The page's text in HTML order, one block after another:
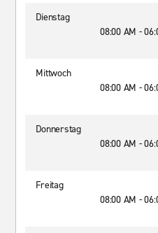
Dienstag
08:00 AM -
Mittwoch
08:00 AM -
Donnerstag
08:00 AM -
Freitag
08:00 AM -